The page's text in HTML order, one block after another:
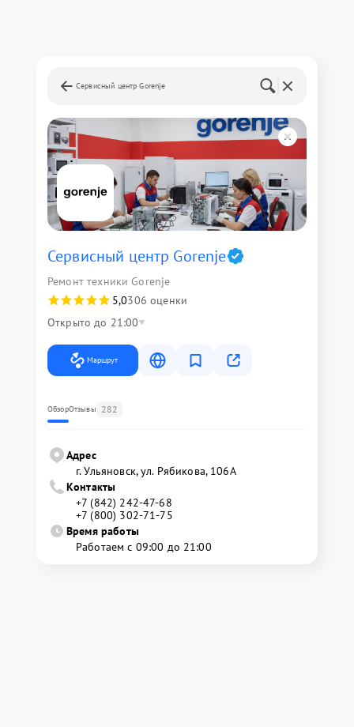
Сервисный центр Gorenje
Сервисный центр Gorenje
Ремонт техники Gorenje
5,0306 оценки
Открыто до 21:00
Маршрут
ОбзорОтзывы 282
Адрес
г. Ульяновск, ул. Рябикова, 106А
Контакты
+7 (842) 242-47-68
+7 (800) 302-71-75
Время работы
Работаем с 09:00 до 21:00